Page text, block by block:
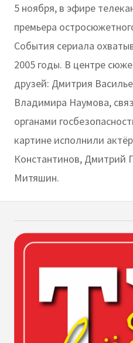
5 ноября, в эфире
премьера
События сериала
2005 годы. В центре
друзей: Дмитрия
Владимира Наумова,
органами
картине исполнили
Константинов, Дмитрий
Митяшин.